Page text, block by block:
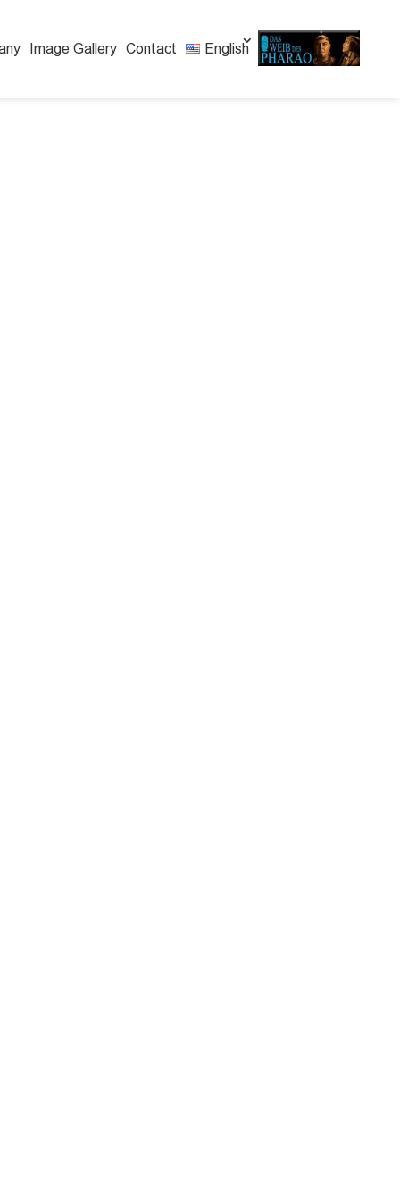
Image Gallery Contact English